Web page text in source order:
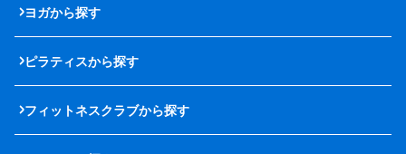
ヨガから探す
ピラティスから探す
フィットネスクラブから探す